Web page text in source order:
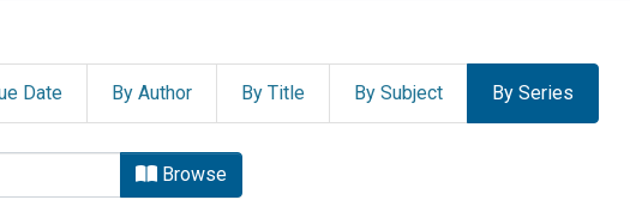
Date By Author By Title By Subject By Series
de la Nación (PEN) by
Browse